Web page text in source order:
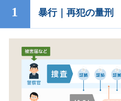
暴行｜再犯の量刑